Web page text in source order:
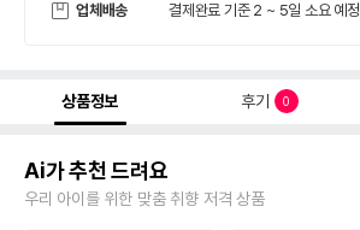
업체배송 결제완료 기준 2 ~ 5일 소요 예정
상품정보 후기 0
Ai가 추천 드려요
우리 아이를 위한 맞춤 취향 저격 상품